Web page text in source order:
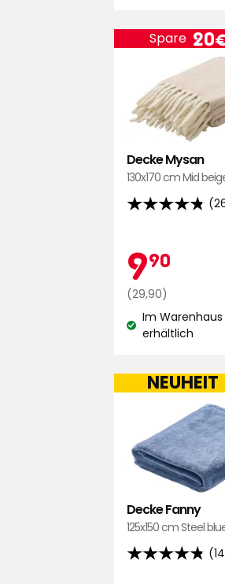
Decke Mysan
130x170 cm Mid
4.8
5
Sternen,
basierend
auf
261
990
€
Regulärer
Preis
29,90
(29,90)
Spare 20€
Lagerbestand:
Im
erhältlich
Decke Fanny
125x150 cm Steel
4.8
NEUHEIT